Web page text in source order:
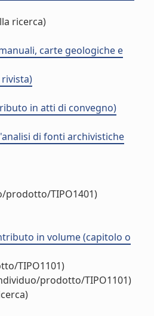
ricerca)
carte geologiche e
in atti di convegno)
di fonti archivistiche
TIPO1401)
in volume (capitolo o
TIPO1101)
prodotto/TIPO1101)